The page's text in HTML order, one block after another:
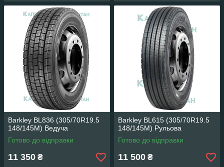
Barkley BL836 (305/70R19.5
148/145M) Ведуча
Готово до відправки
11 350 ₴
Barkley BL615 (305/70R19.5
148/145M) Рульова
Готово до відправки
11 500 ₴